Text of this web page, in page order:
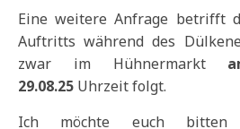
Eine weitere Anfrage betrifft
Auftritts während des
zwar im Hühnermarkt
29.08.25Uhrzeit folgt.
Ich möchte euch